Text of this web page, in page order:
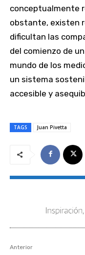
conceptualmente
obstante, existen
dificultan las
del comienzo de
mundo de los
un sistema
accesible y
TAGS Juan Pivetta
Anterior